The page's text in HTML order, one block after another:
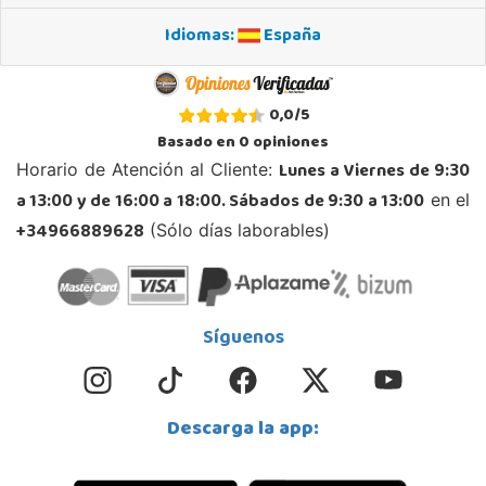
STOCK DISPONIBLE
Juguetilandia Ciudad Real
Parque Comercial Puerta del Ave local 5 (Avenida de la ciencia nº9)
13005, Ciudad Real
926 230 093
Localizar Tienda
Juguetilandia Cocentaina
Avd. Alicante,27 (Carretera N-340)
Idiomas:
España
0,0/5
Basado en0opiniones
Horario de Atención al Cliente: Lunes a Viernes de 9:30
a 13:00 y de 16:00 a 18:00. Sábados de 9:30 a 13:00 en el
+34966889628 (Sólo días laborables)
Síguenos
Descarga la app: